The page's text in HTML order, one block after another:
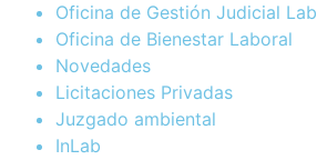
Oficina de Gestión Judicial
Oficina de Bienestar Laboral
Novedades
Licitaciones Privadas
Juzgado ambiental
InLab